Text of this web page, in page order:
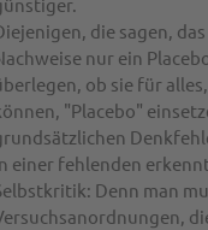
die sagen,
nur ein
ob sie für
"Placebo"
einer fehlenden
Denn man